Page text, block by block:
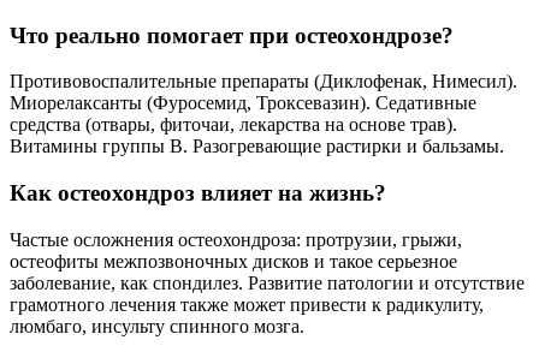
Что реально помогает при остеохондрозе?
Противовоспалительные препараты (Диклофенак, Нимесил).
Миорелаксанты (Фуросемид, Троксевазин). Седативные
средства (отвары, фиточаи, лекарства на основе трав).
Витамины группы B. Разогревающие растирки и бальзамы.
Как остеохондроз влияет на жизнь?
Частые осложнения остеохондроза: протрузии, грыжи,
остеофиты межпозвоночных дисков и такое серьезное
заболевание, как спондилез. Развитие патологии и отсутствие
грамотного лечения также может привести к радикулиту,
люмбаго, инсульту спинного мозга.